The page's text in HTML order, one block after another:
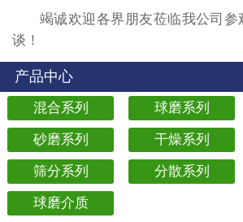
竭诚欢迎各界朋友莅临我公司
谈！
产品中心
混合系列
球磨系列
砂磨系列 干燥系列
筛分系列 分散系列
球磨介质